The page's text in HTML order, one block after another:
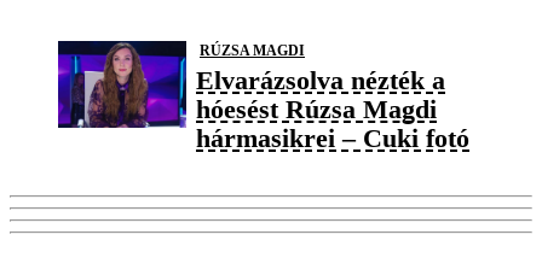
RÚZSA MAGDI
Elvarázsolva nézték a
hóesést Rúzsa Magdi
hármasikrei – Cuki fotó